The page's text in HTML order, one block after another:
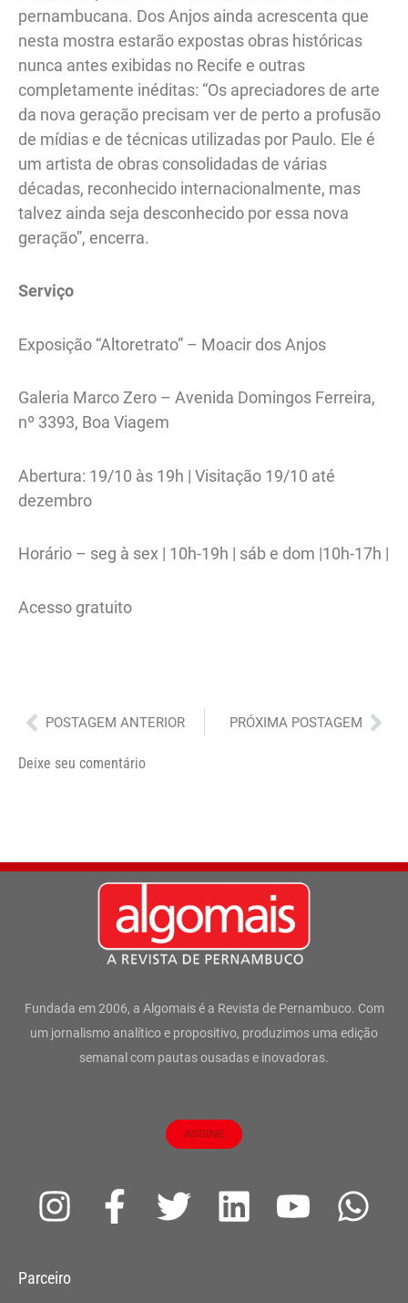
pernambucana. Dos Anjos ainda acrescenta que
nesta mostra estarão expostas obras históricas
nunca antes exibidas no Recife e outras
completamente inéditas: “Os apreciadores de arte
da nova geração precisam ver de perto a profusão
de mídias e de técnicas utilizadas por Paulo. Ele é
um artista de obras consolidadas de várias
décadas, reconhecido internacionalmente, mas
talvez ainda seja desconhecido por essa nova
geração”, encerra.
Serviço
Exposição “Altoretrato” – Moacir dos Anjos
Galeria Marco Zero – Avenida Domingos Ferreira,
nº 3393, Boa Viagem
Abertura: 19/10 às 19h | Visitação 19/10 até
dezembro
Horário – seg à sex | 10h-19h | sáb e dom |10h-17h |
Acesso gratuito
Anterior
POSTAGEM ANTERIOR PRÓXIMA POSTAGEM
Deixe seu comentário
Fundada em 2006, a Algomais é a Revista de Pernambuco. Com
um jornalismo analítico e propositivo, produzimos uma edição
semanal com pautas ousadas e inovadoras.
ASSINE
I
s
F
a
T
L
Y
W
Parceiro